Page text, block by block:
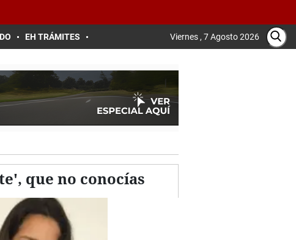
EH TRÁMITES Viernes , 7 Agosto 2026
que no conocías